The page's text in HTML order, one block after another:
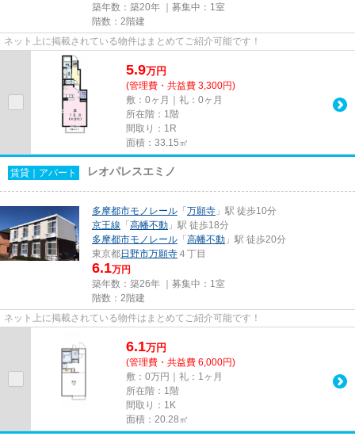
築年数：築20年 ｜募集中： 1室
階数：2階建
ネット上に掲載されている物件はまとめてご紹介可能です！
5.9万円
(管理費・共益費 3,300円)
敷：0ヶ月｜礼：0ヶ月
所在階：1階
間取り：1R
面積：33.15㎡
賃貸｜アパート レオパレスエミノ
多摩都市モノレール 「万願寺 」駅 徒歩10分
京王線 「高幡不動 」駅 徒歩18分
多摩都市モノレール 「高幡不動 」駅 徒歩20分
東京都日野市万願寺 ４丁目
6.1万円
築年数：築26年 ｜募集中： 1室
階数：2階建
ネット上に掲載されている物件はまとめてご紹介可能です！
6.1万円
(管理費・共益費 6,000円)
敷：0万円｜礼：1ヶ月
所在階：1階
間取り：1K
面積：20.28㎡